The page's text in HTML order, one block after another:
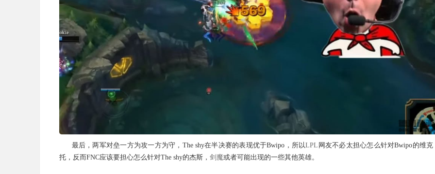
最后，两军对垒一方为攻一方为守，The shy在半决赛的表现优于Bwipo，所以LPL 网友不必太担心怎么针对Bwipo的维克
托，反而FNC应该要担心怎么针对The shy的杰斯， 剑魔或者可能出现的一些其他英雄。